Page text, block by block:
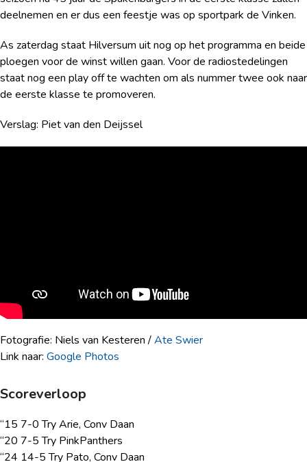
deelnemen en er dus een feestje was op sportpark de Vinken.
As zaterdag staat Hilversum uit nog op het programma en beide
ploegen voor de winst willen gaan. Voor de radiostedelingen
staat nog een play off te wachten om als nummer twee ook naar
de eerste klasse te promoveren.
Verslag: Piet van den Deijssel
Fotografie: Niels van Kesteren /Ate Swier
Link naar: Google Photos
Scoreverloop
“15 7-0 Try Arie, Conv Daan
“20 7-5 Try PinkPanthers
“24 14-5 Try Pato, Conv Daan